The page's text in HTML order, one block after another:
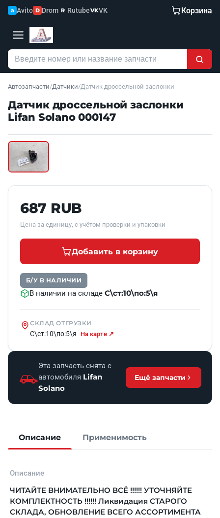
a Avito D Drom R RutubeVKVK Корзина
Автозапчасти/Датчики/Датчик дроссельной заслонки
Датчик дроссельной заслонки
Lifan Solano 000147
Б/У В НАЛИЧИИ
687 RUB
Цена за единицу, с учётом проверки и упаковки
Добавить в корзину
Б/У В НАЛИЧИИ
В наличии на складе С\ст:10\по:5\я
СКЛАД ОТГРУЗКИ
С\ст:10\по:5\я На карте ↗
Эта запчасть снята с
автомобиля Lifan
Solano
Ещё запчасти
Описание Применимость
Описание
ЧИТАЙТЕ ВНИМАТЕЛЬНО ВСЁ !!!!!! УТОЧНЯЙТЕ
КОМПЛЕКТНОСТЬ !!!!!! Ликвидация СТАРОГО
СКЛАДА, ОБНОВЛЕНИЕ ВСЕГО АССОРТИМЕНТА